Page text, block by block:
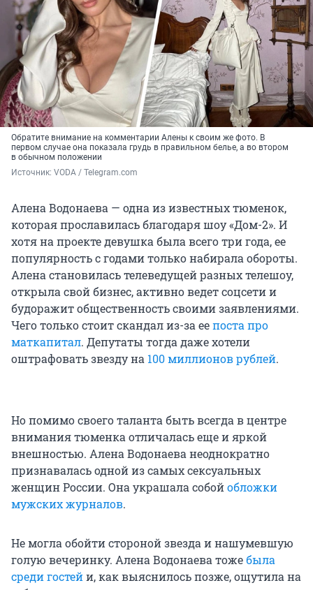
Обратите внимание на комментарии Алены к своим же фото. В
первом случае она показала грудь в правильном белье, а во втором
в обычном положении
Источник: VODA / Telegram.com
Алена Водонаева — одна из известных тюменок,
которая прославилась благодаря шоу «Дом-2». И
хотя на проекте девушка была всего три года, ее
популярность с годами только набирала обороты.
Алена становилась телеведущей разных телешоу,
открыла свой бизнес, активно ведет соцсети и
будоражит общественность своими заявлениями.
Чего только стоит скандал из-за еепоста про
маткапитал. Депутаты тогда даже хотели
оштрафовать звезду на 100 миллионов рублей.
Но помимо своего таланта быть всегда в центре
внимания тюменка отличалась еще и яркой
внешностью. Алена Водонаева неоднократно
признавалась одной из самых сексуальных
женщин России. Она украшала собойобложки
мужских журналов.
Не могла обойти стороной звезда и нашумевшую
голую вечеринку. Алена Водонаева тожебыла
среди гостейи, как выяснилось позже, ощутила на